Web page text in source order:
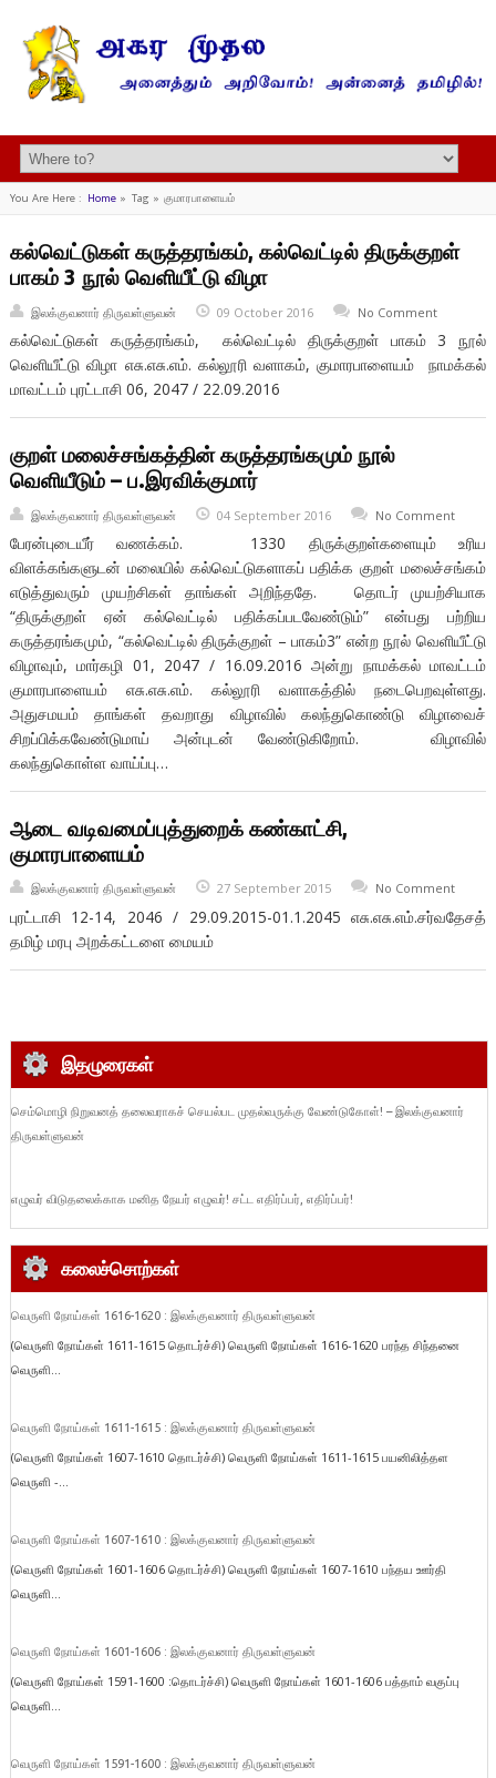
You Are Here : Home» Tag » குமாரபாளையம்
கல்வெட்டுகள் கருத்தரங்கம், கல்வெட்டில் திருக்குறள்
பாகம் 3 நூல் வெளியீட்டு விழா
இலக்குவனார் திருவள்ளுவன் 09 October 2016 No Comment
கல்வெட்டுகள் கருத்தரங்கம், கல்வெட்டில் திருக்குறள் பாகம் 3 நூல்
வெளியீட்டு விழா எசு.எசு.எம். கல்லூரி வளாகம், குமாரபாளையம் நாமக்கல்
மாவட்டம் புரட்டாசி 06, 2047 / 22.09.2016
குறள் மலைச்சங்கத்தின் கருத்தரங்கமும் நூல்
வெளியீடும் – ப.இரவிக்குமார்
இலக்குவனார் திருவள்ளுவன் 04 September 2016 No Comment
பேரன்புடையீர் வணக்கம். 1330 திருக்குறள்களையும் உரிய
விளக்கங்களுடன் மலையில் கல்வெட்டுகளாகப் பதிக்க குறள் மலைச்சங்கம்
எடுத்துவரும் முயற்சிகள் தாங்கள் அறிந்ததே. தொடர் முயற்சியாக
“திருக்குறள் ஏன் கல்வெட்டில் பதிக்கப்படவேண்டும்” என்பது பற்றிய
கருத்தரங்கமும், “கல்வெட்டில் திருக்குறள் – பாகம்3” என்ற நூல் வெளியீட்டு
விழாவும், மார்கழி 01, 2047 / 16.09.2016 அன்று நாமக்கல் மாவட்டம்
குமாரபாளையம் எசு.எசு.எம். கல்லூரி வளாகத்தில் நடைபெறவுள்ளது.
அதுசமயம் தாங்கள் தவறாது விழாவில் கலந்துகொண்டு விழாவைச்
சிறப்பிக்கவேண்டுமாய் அன்புடன் வேண்டுகிறோம். விழாவில்
கலந்துகொள்ள வாய்ப்பு…
ஆடை வடிவமைப்புத்துறைக் கண்காட்சி,
குமாரபாளையம்
இலக்குவனார் திருவள்ளுவன் 27 September 2015 No Comment
புரட்டாசி 12-14, 2046 / 29.09.2015-01.1.2045 எசு.எசு.எம்.சர்வதேசத்
தமிழ் மரபு அறக்கட்டளை மையம்
இதழுரைகள்
செம்மொழி நிறுவனத் தலைவராகச் செயல்பட முதல்வருக்கு வேண்டுகோள்! – இலக்குவனார்
திருவள்ளுவன்
எழுவர் விடுதலைக்காக மனித நேயர் எழுவர்! சட்ட எதிர்ப்பர், எதிர்ப்பர்!
கலைச்சொற்கள்
வெருளி நோய்கள் 1616-1620 : இலக்குவனார் திருவள்ளுவன்
(வெருளி நோய்கள் 1611-1615 தொடர்ச்சி) வெருளி நோய்கள் 1616-1620 பரந்த சிந்தனை
வெருளி...
வெருளி நோய்கள் 1611-1615 : இலக்குவனார் திருவள்ளுவன்
(வெருளி நோய்கள் 1607-1610 தொடர்ச்சி) வெருளி நோய்கள் 1611-1615 பயனிலித்தள
வெருளி -...
வெருளி நோய்கள் 1607-1610 : இலக்குவனார் திருவள்ளுவன்
(வெருளி நோய்கள் 1601-1606 தொடர்ச்சி) வெருளி நோய்கள் 1607-1610 பந்தய ஊர்தி
வெருளி...
வெருளி நோய்கள் 1601-1606 : இலக்குவனார் திருவள்ளுவன்
(வெருளி நோய்கள் 1591-1600 :தொடர்ச்சி) வெருளி நோய்கள் 1601-1606 பத்தாம் வகுப்பு
வெருளி...
வெருளி நோய்கள் 1591-1600 : இலக்குவனார் திருவள்ளுவன்